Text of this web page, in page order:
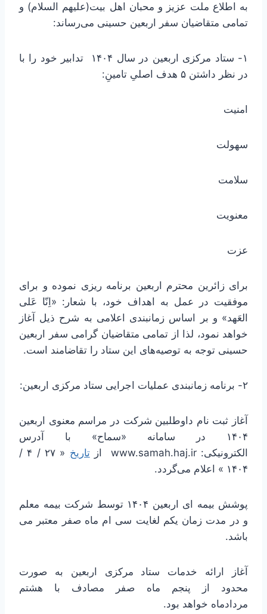
به اطلاع ملت عزیز و محبان اهل بیت(علیهم السلام) و
تمامی متقاضیان سفر اربعین حسینی می‌رساند:
۱- ستاد مرکزی اربعین در سال ۱۴۰۴ تدابیر خود را با
در نظر داشتن ۵ هدف اصلیِ تامینِ:
امنیت
سهولت
سلامت
معنویت
عزت
برای زائرین محترم اربعین برنامه ریزی نموده و برای
موفقیت در عمل به اهداف خود، با شعار: «اِنّا عَلی
العَهد» و بر اساس زمانبندی اعلامی به شرح ذیل آغاز
خواهد نمود، لذا از تمامی متقاضیان گرامی سفر اربعین
حسینی توجه به توصیه‌های این ستاد را تقاضامند است.
۲- برنامه زمانبندی عملیات اجرایی ستاد مرکزی اربعین:
آغاز ثبت نام داوطلبین شرکت در مراسم معنوی اربعین
۱۴۰۴ در سامانه «سماح» با آدرس
الکترونیکی: www.samah.haj.ir از
تاریخ
« ۲۷ / ۴ /
۱۴۰۴ » اعلام می‌گردد.
پوشش بیمه ای اربعین ۱۴۰۴ توسط شرکت بیمه معلم
و در مدت زمان یکم لغایت سی ام ماه صفر معتبر می
باشد.
آغاز ارائه خدمات ستاد مرکزی اربعین به صورت
محدود از پنجم ماه صفر مصادف با هشتم
مردادماه خواهد بود.